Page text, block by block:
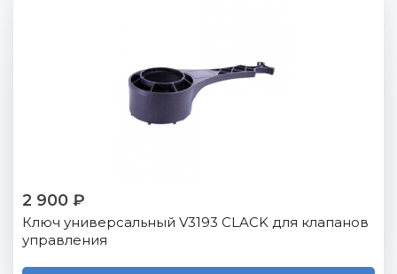
2 900 ₽
Ключ универсальный V3193 CLACK для клапанов
управления